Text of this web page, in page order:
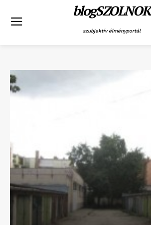
blogSZOLNOK
szubjektív élményportál